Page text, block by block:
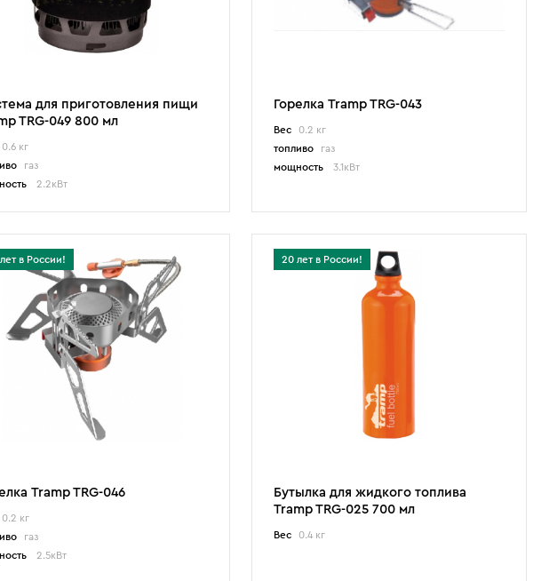
для приготовления пищи
TRG-049 800 мл
0.6 кг
газ
2.2кВт
Горелка Tramp TRG-043
Вес
0.2 кг
топливо
газ
мощность
3.1кВт
в России!
Tramp TRG-046
0.2 кг
газ
2.5кВт
20 лет в России!
Бутылка для жидкого топлива
Tramp TRG-025 700 мл
Вес 0.4 кг